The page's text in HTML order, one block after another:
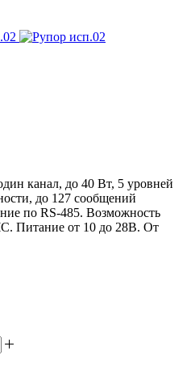
канал, до 40 Вт, 5 уровней
до 127 сообщений
по RS-485. Возможность
Питание от 10 до 28В. От